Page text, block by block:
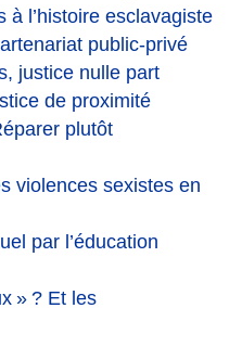
à l’histoire esclavagiste
public-privé
justice nulle part
de proximité
plutôt
violences sexistes en
par l’éducation
» ? Et les